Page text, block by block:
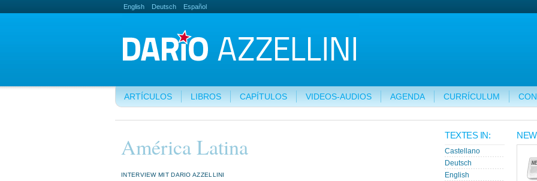
English Deutsch Español
ARTÍCULOS LIBROS CAPÍTULOS VIDEOS-AUDIOS AGENDA CURRÍCULUM
América Latina
INTERVIEW MIT DARIO AZZELLINI
TEXTES IN:
Castellano
Deutsch
English